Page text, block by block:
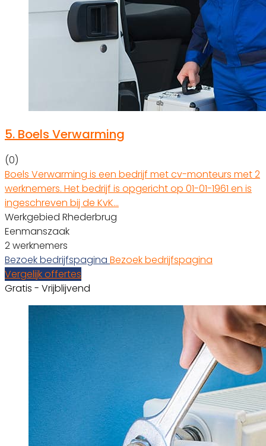
5. Boels Verwarming
(0)
Boels Verwarming is een bedrijf met cv-monteurs met 2
werknemers. Het bedrijf is opgericht op 01-01-1961 en is
ingeschreven bij de KvK…
Werkgebied Rhederbrug
Eenmanszaak
2 werknemers
Bezoek bedrijfspagina Bezoek bedrijfspagina
Vergelijk offertes
Gratis - Vrijblijvend